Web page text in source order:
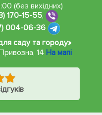
(без вихідних)
170-15-55,
004-06-36
саду та городу»
14 На мапі